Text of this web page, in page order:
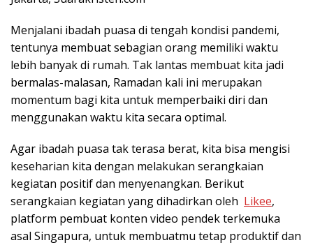
Menjalani ibadah puasa di tengah kondisi pandemi,
tentunya membuat sebagian orang memiliki waktu
lebih banyak di rumah. Tak lantas membuat kita jadi
bermalas-malasan, Ramadan kali ini merupakan
momentum bagi kita untuk memperbaiki diri dan
menggunakan waktu kita secara optimal.
Agar ibadah puasa tak terasa berat, kita bisa mengisi
keseharian kita dengan melakukan serangkaian
kegiatan positif dan menyenangkan. Berikut
serangkaian kegiatan yang dihadirkan oleh Likee,
platform pembuat konten video pendek terkemuka
asal Singapura, untuk membuatmu tetap produktif dan